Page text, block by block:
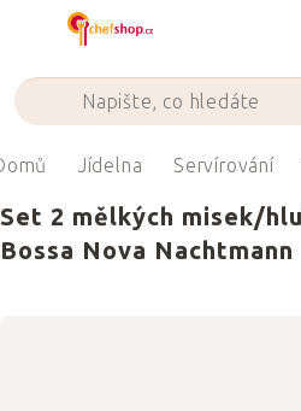
Jídelna Servírování
Set 2 mělkých misek/
Bossa Nova Nachtmann